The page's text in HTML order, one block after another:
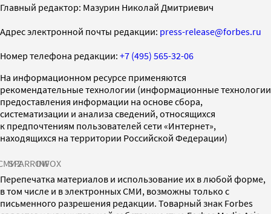
Главный редактор: Мазурин Николай Дмитриевич
Адрес электронной почты редакции: press-release@forbes.ru
Номер телефона редакции: +7 (495) 565-32-06
На информационном ресурсе применяются
рекомендательные технологии (информационные технологии
предоставления информации на основе сбора,
систематизации и анализа сведений, относящихся
к предпочтениям пользователей сети «Интернет»,
находящихся на территории Российской Федерации)
SPARROWINFOX
Перепечатка материалов и использование их в любой форме,
в том числе и в электронных СМИ, возможны только с
письменного разрешения редакции. Товарный знак Forbes